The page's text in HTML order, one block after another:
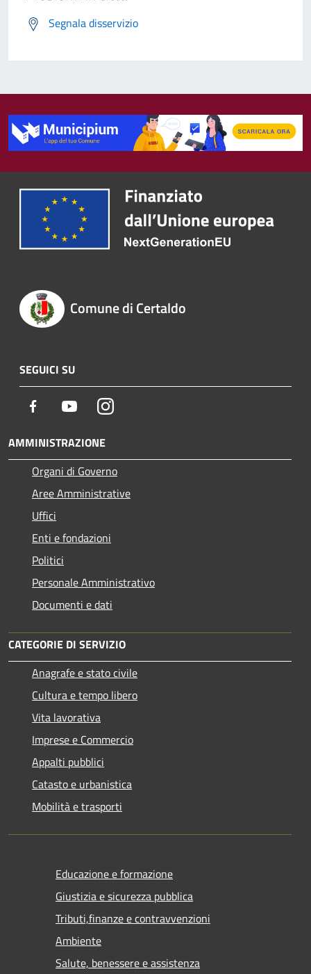
Segnala disservizio
Comune di Certaldo
SEGUICI SU
Facebook YoutubeInstagram
AMMINISTRAZIONE
Organi di Governo
Aree Amministrative
Uffici
Enti e fondazioni
Politici
Personale Amministrativo
Documenti e dati
CATEGORIE DI SERVIZIO
Anagrafe e stato civile
Cultura e tempo libero
Vita lavorativa
Imprese e Commercio
Appalti pubblici
Catasto e urbanistica
Mobilità e trasporti
Educazione e formazione
Giustizia e sicurezza pubblica
Tributi,finanze e contravvenzioni
Ambiente
Salute, benessere e assistenza